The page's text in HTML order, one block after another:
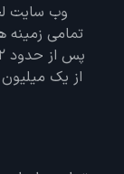
وب سایت
از یک میلیون